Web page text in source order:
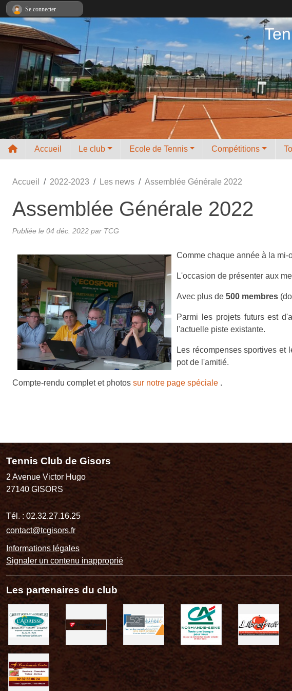
Accueil Le club Ecole de Tennis Compétitions
Accueil 2022-2023 Les news Assemblée Générale 2022
Assemblée Générale 2022
Publiée le 04 déc. 2022 par TCG
Comme chaque année à la mi-
L'occasion de présenter aux
Avec plus de 500 membres
Parmi les projets futurs est
l'actuelle piste existante.
Les récompenses sportives et
pot de l'amitié.
Compte-rendu complet et photos sur notre page spéciale .
Tennis Club de Gisors
2 Avenue Victor Hugo
27140 GISORS
Tél. : 02.32.27.16.25
contact@tcgisors.fr
Informations légales
Signaler un contenu inapproprié
Les partenaires du club
Se connecter
Panneau de gestion des cookies